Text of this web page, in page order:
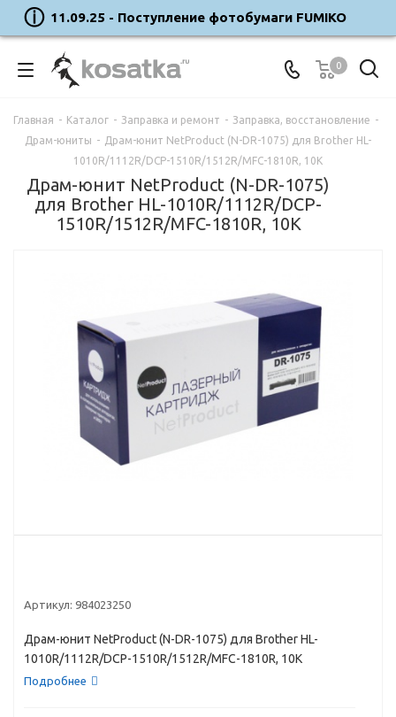
11.09.25 - Поступление фотобумаги FUMIKO
0
Главная - Каталог - Заправка и ремонт - Заправка, восстановление -
Драм-юниты - Драм-юнит NetProduct (N-DR-1075) для Brother HL-
1010R/1112R/DCP-1510R/1512R/MFC-1810R, 10K
Драм-юнит NetProduct (N-DR-1075)
для Brother HL-1010R/1112R/DCP-
1510R/1512R/MFC-1810R, 10K
Артикул: 984023250
Драм-юнит NetProduct (N-DR-1075) для Brother HL-
1010R/1112R/DCP-1510R/1512R/MFC-1810R, 10K
Подробнее